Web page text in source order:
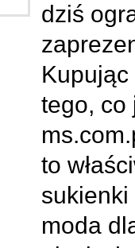
dziś
tego, co
to
moda